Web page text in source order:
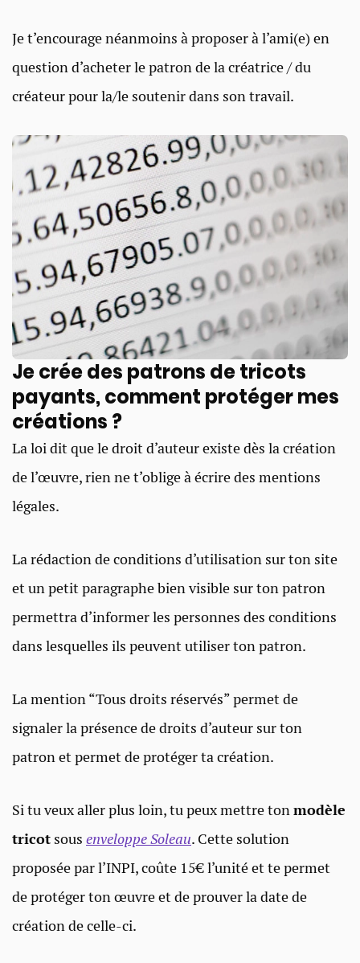
Je t’encourage néanmoins à proposer à l’ami(e) en
question d’acheter le patron de la créatrice / du
créateur pour la/le soutenir dans son travail.
Je crée des patrons de tricots
payants, comment protéger mes
créations ?
La loi dit que le droit d’auteur existe dès la création
de l’œuvre, rien ne t’oblige à écrire des mentions
légales.
La rédaction de conditions d’utilisation sur ton site
et un petit paragraphe bien visible sur ton patron
permettra d’informer les personnes des conditions
dans lesquelles ils peuvent utiliser ton patron.
La mention “Tous droits réservés” permet de
signaler la présence de droits d’auteur sur ton
patron et permet de protéger ta création.
Si tu veux aller plus loin, tu peux mettre tonmodèle
tricot sous enveloppe Soleau. Cette solution
proposée par l’INPI, coûte 15€ l’unité et te permet
de protéger ton œuvre et de prouver la date de
création de celle-ci.